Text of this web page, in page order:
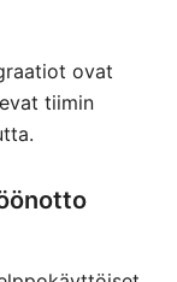
ovat
tiimin